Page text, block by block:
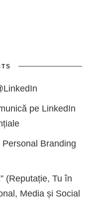
pe LinkedIn
Branding
(Reputație, Tu în
Media și Social